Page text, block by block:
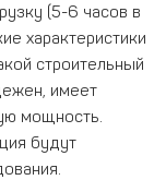
(5-6 часов в
характеристики
строительный
имеет
мощность.
будут